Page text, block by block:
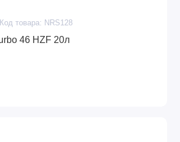
Код товара: NRS128
NORD OIL Turbo 46 HZF 20л